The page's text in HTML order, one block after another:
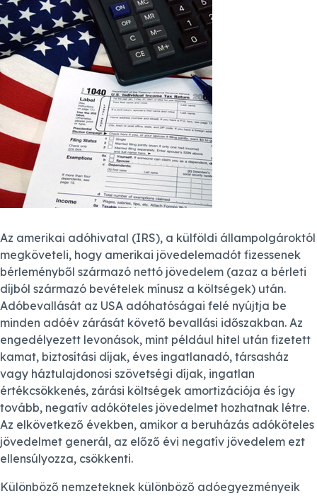
Az amerikai adóhivatal (IRS), a külföldi állampolgároktól
megköveteli, hogy amerikai jövedelemadót fizessenek
bérleményből származó nettó jövedelem (azaz a bérleti
díjból származó bevételek mínusz a költségek) után.
Adóbevallását az USA adóhatóságai felé nyújtja be
minden adóév zárását követő bevallási időszakban. Az
engedélyezett levonások, mint például hitel után fizetett
kamat, biztosítási díjak, éves ingatlanadó, társasház
vagy háztulajdonosi szövetségi díjak, ingatlan
értékcsökkenés, zárási költségek amortizációja és így
tovább, negatív adóköteles jövedelmet hozhatnak létre.
Az elkövetkező években, amikor a beruházás adóköteles
jövedelmet generál, az előző évi negatív jövedelem ezt
ellensúlyozza, csökkenti.
Különböző nemzeteknek különböző adóegyezményeik